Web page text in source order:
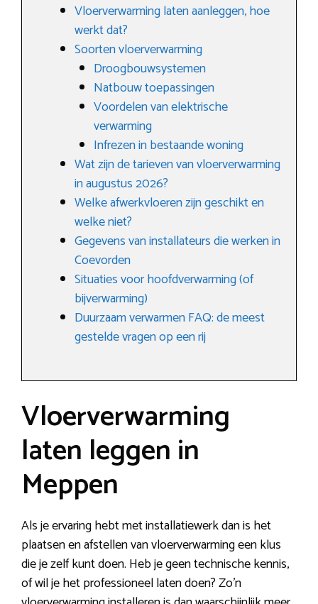
Vloerverwarming laten aanleggen, hoe
werkt dat?
Soorten vloerverwarming
Droogbouwsystemen
Natbouw toepassingen
Voordelen van elektrische
verwarming
Infrezen in bestaande woning
Wat zijn de tarieven van vloerverwarming
in augustus 2026?
Welke afwerkvloeren zijn geschikt en
welke niet?
Gegevens van installateurs die werken in
Coevorden
Situaties voor hoofdverwarming (of
bijverwarming)
Duurzaam verwarmen FAQ: de meest
gestelde vragen op een rij
Vloerverwarming
laten leggen in
Meppen
Als je ervaring hebt met installatiewerk dan is het
plaatsen en afstellen van vloerverwarming een klus
die je zelf kunt doen. Heb je geen technische kennis,
of wil je het professioneel laten doen? Zo’n